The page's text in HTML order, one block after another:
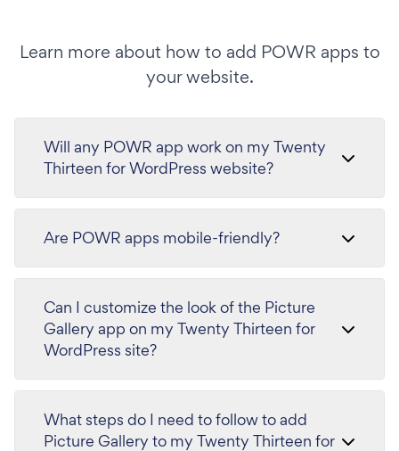
Learn more about how to add POWR apps to
your website.
Will any POWR app work on my Twenty
Thirteen for WordPress website?
Are POWR apps mobile-friendly?
Can I customize the look of the Picture
Gallery app on my Twenty Thirteen for
WordPress site?
What steps do I need to follow to add
Picture Gallery to my Twenty Thirteen for